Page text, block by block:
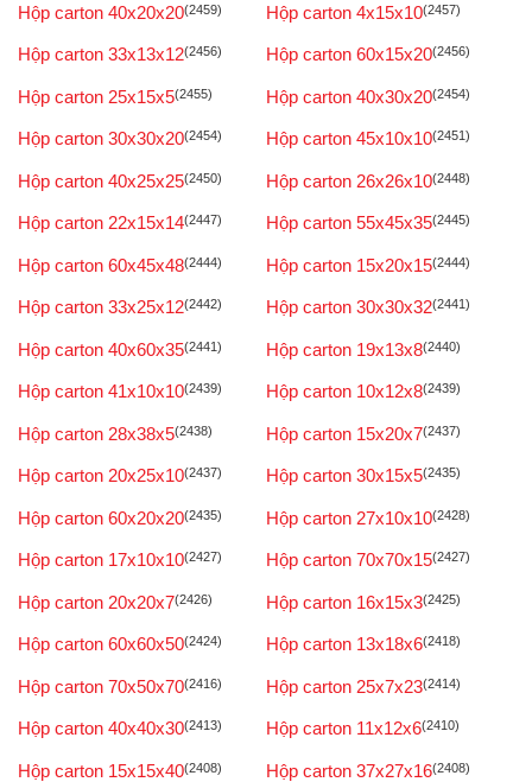
Hộp carton 40x20x20(2459) Hộp carton 4x15x10(2457)
Hộp carton 33x13x12(2456) Hộp carton 60x15x20(2456)
Hộp carton 25x15x5(2455) Hộp carton 40x30x20(2454)
Hộp carton 30x30x20(2454) Hộp carton 45x10x10(2451)
Hộp carton 40x25x25(2450) Hộp carton 26x26x10(2448)
Hộp carton 22x15x14(2447) Hộp carton 55x45x35(2445)
Hộp carton 60x45x48(2444) Hộp carton 15x20x15(2444)
Hộp carton 33x25x12(2442) Hộp carton 30x30x32(2441)
Hộp carton 40x60x35(2441) Hộp carton 19x13x8(2440)
Hộp carton 41x10x10(2439) Hộp carton 10x12x8(2439)
Hộp carton 28x38x5(2438) Hộp carton 15x20x7(2437)
Hộp carton 20x25x10(2437) Hộp carton 30x15x5(2435)
Hộp carton 60x20x20(2435) Hộp carton 27x10x10(2428)
Hộp carton 17x10x10(2427) Hộp carton 70x70x15(2427)
Hộp carton 20x20x7(2426) Hộp carton 16x15x3(2425)
Hộp carton 60x60x50(2424) Hộp carton 13x18x6(2418)
Hộp carton 70x50x70(2416) Hộp carton 25x7x23(2414)
Hộp carton 40x40x30(2413) Hộp carton 11x12x6(2410)
Hộp carton 15x15x40(2408) Hộp carton 37x27x16(2408)